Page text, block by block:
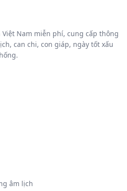
Nam miễn phí, cung cấp thông
can chi, con giáp, ngày tốt xấu
âm lịch